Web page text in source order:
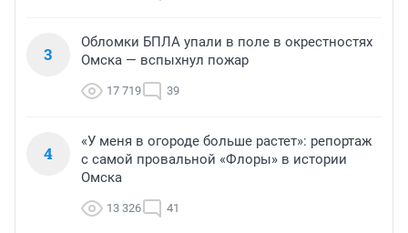
3
Обломки БПЛА упали в поле в окрестностях
Омска — вспыхнул пожар
17 719 39
4
«У меня в огороде больше растет»: репортаж
с самой провальной «Флоры» в истории
Омска
13 326 41